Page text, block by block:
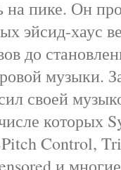
на пике. Он
эйсид-хаус
до
музыки.
своей
которых
Control,